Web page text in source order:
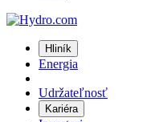
Hliník
Energia
Udržateľnosť
Kariéra